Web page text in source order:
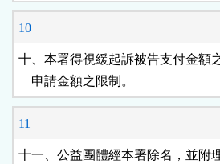
10
十、本署得視緩起訴被告支付金額
    申請金額之限制。
11
十一、公益團體經本署除名，並附